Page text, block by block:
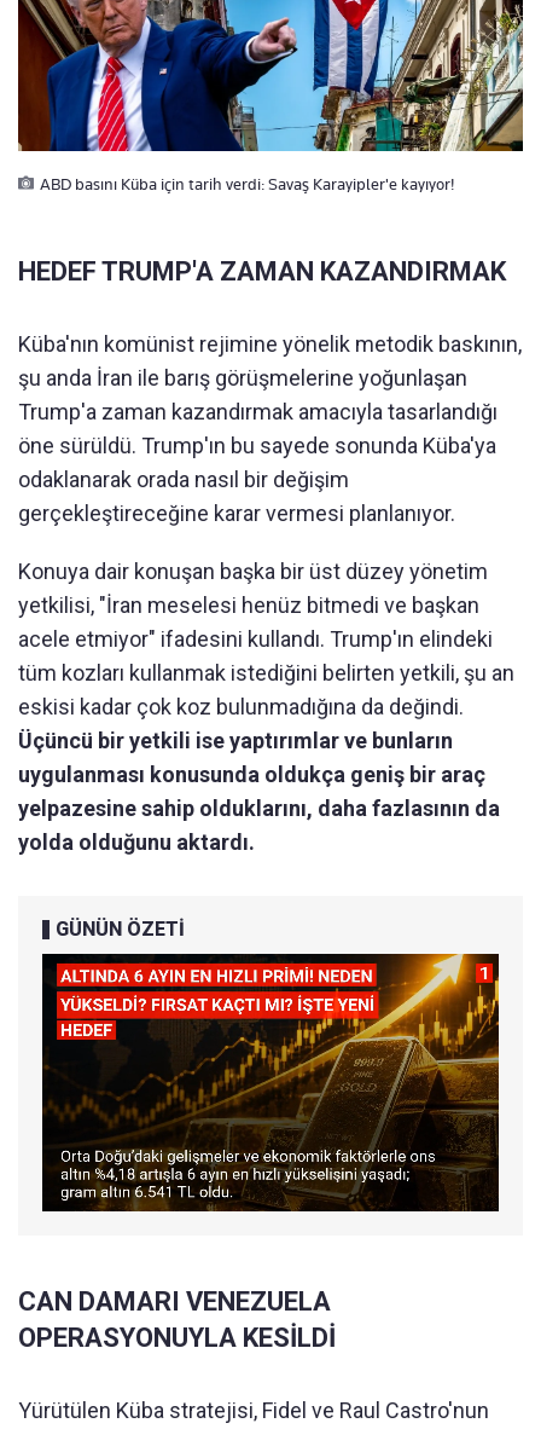
ABD basını Küba için tarih verdi: Savaş Karayipler'e kayıyor!
HEDEF TRUMP'A ZAMAN KAZANDIRMAK
Küba'nın komünist rejimine yönelik metodik baskının,
şu anda İran ile barış görüşmelerine yoğunlaşan
Trump'a zaman kazandırmak amacıyla tasarlandığı
öne sürüldü. Trump'ın bu sayede sonunda Küba'ya
odaklanarak orada nasıl bir değişim
gerçekleştireceğine karar vermesi planlanıyor.
Konuya dair konuşan başka bir üst düzey yönetim
yetkilisi, "İran meselesi henüz bitmedi ve başkan
acele etmiyor" ifadesini kullandı. Trump'ın elindeki
tüm kozları kullanmak istediğini belirten yetkili, şu an
eskisi kadar çok koz bulunmadığına da değindi.
Üçüncü bir yetkili ise yaptırımlar ve bunların
uygulanması konusunda oldukça geniş bir araç
yelpazesine sahip olduklarını, daha fazlasının da
yolda olduğunu aktardı.
GÜNÜN ÖZETİ
CAN DAMARI VENEZUELA
OPERASYONUYLA KESİLDİ
Yürütülen Küba stratejisi, Fidel ve Raul Castro'nun